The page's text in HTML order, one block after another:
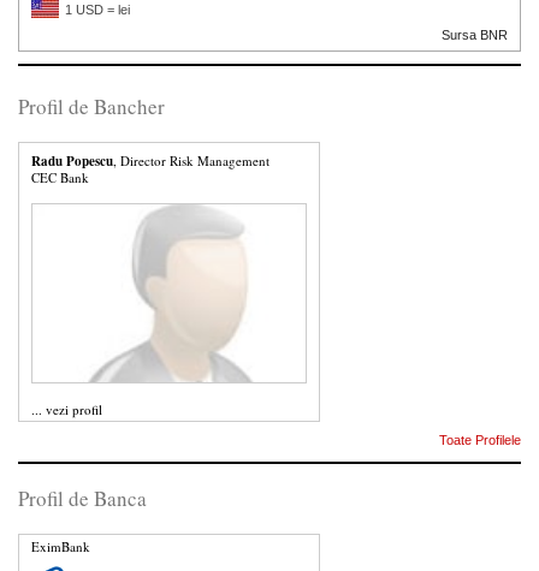
1 USD = lei
Sursa BNR
Profil de Bancher
Radu Popescu , Director Risk Management
CEC Bank
... vezi profil
Toate Profilele
Profil de Banca
EximBank